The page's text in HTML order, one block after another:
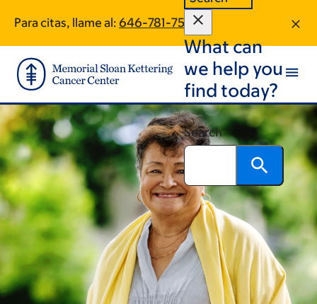
main
content
footer
Para citas, llame al: 646-781-7516
What can
we help you
find today?
Search